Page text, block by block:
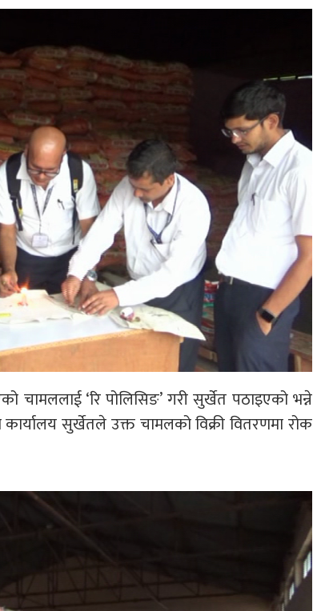
चामललाई ‘रि पोलिसिङ’ गरी सुर्खेत पठाइएको भन्ने
कार्यालय सुर्खेतले उक्त चामलको विक्री वितरणमा रोक